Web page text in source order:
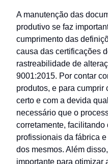
A manutenção das
produtivo se faz
cumprimento das
causa das certificações
rastreabilidade de
9001:2015. Por contar
produtos, e para cumprir
certo e com a devida
necessário que o
corretamente,
profissionais da fábrica
dos mesmos. Além
importante para otimizar